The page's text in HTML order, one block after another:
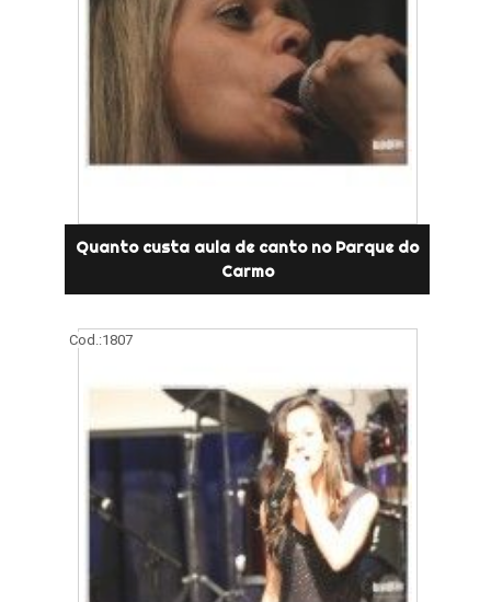
Quanto custa aula de canto no Parque do
Carmo
Cod.:1807